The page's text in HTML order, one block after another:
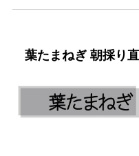
葉たまねぎ 朝採り